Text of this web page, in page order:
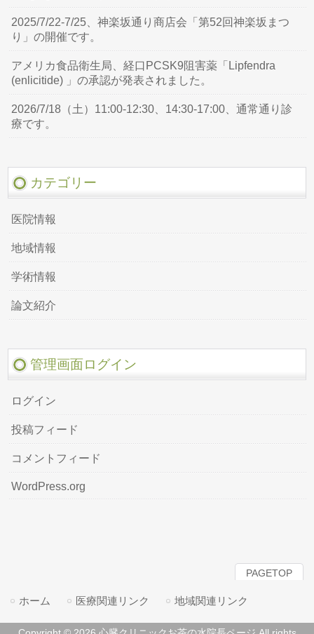
2025/7/22-7/25、神楽坂通り商店会「第52回神楽坂まつ
り」の開催です。
アメリカ食品衛生局、経口PCSK9阻害薬「Lipfendra
(enlicitide) 」の承認が発表されました。
2026/7/18（土）11:00-12:30、14:30-17:00、通常通り診
療です。
カテゴリー
医院情報
地域情報
学術情報
論文紹介
管理画面ログイン
ログイン
投稿フィード
コメントフィード
WordPress.org
PAGETOP
ホーム 医療関連リンク 地域関連リンク